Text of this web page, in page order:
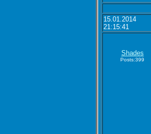
15.01.2014
21:15:41
Shades
Posts:399